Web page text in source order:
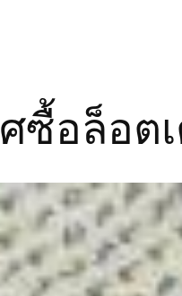
ซื้อล็อตเ